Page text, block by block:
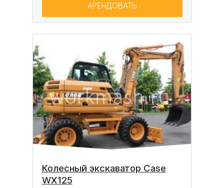
АРЕНДОВАТЬ
Колесный экскаватор Case
WX125